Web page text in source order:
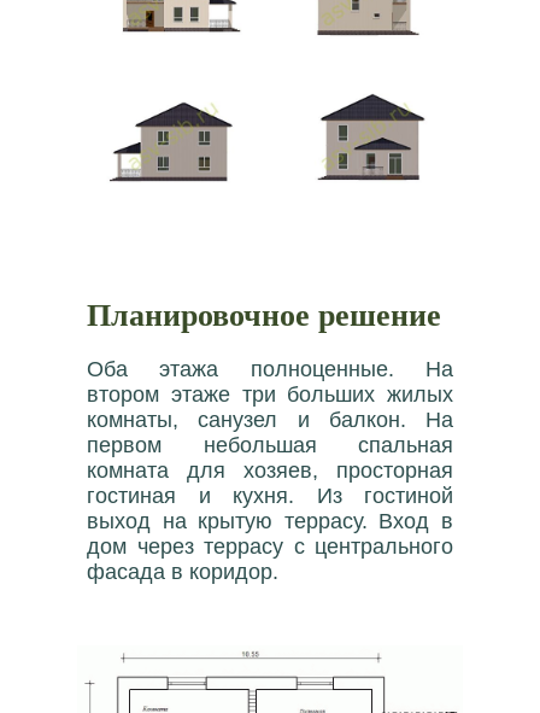
Планировочное решение
Оба этажа полноценные. На
втором этаже три больших жилых
комнаты, санузел и балкон. На
первом небольшая спальная
комната для хозяев, просторная
гостиная и кухня. Из гостиной
выход на крытую террасу. Вход в
дом через террасу с центрального
фасада в коридор.